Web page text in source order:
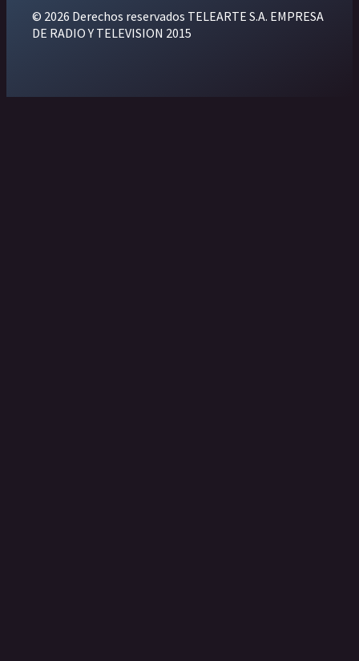
© 2026 Derechos reservados TELEARTE S.A. EMPRESA
DE RADIO Y TELEVISION 2015